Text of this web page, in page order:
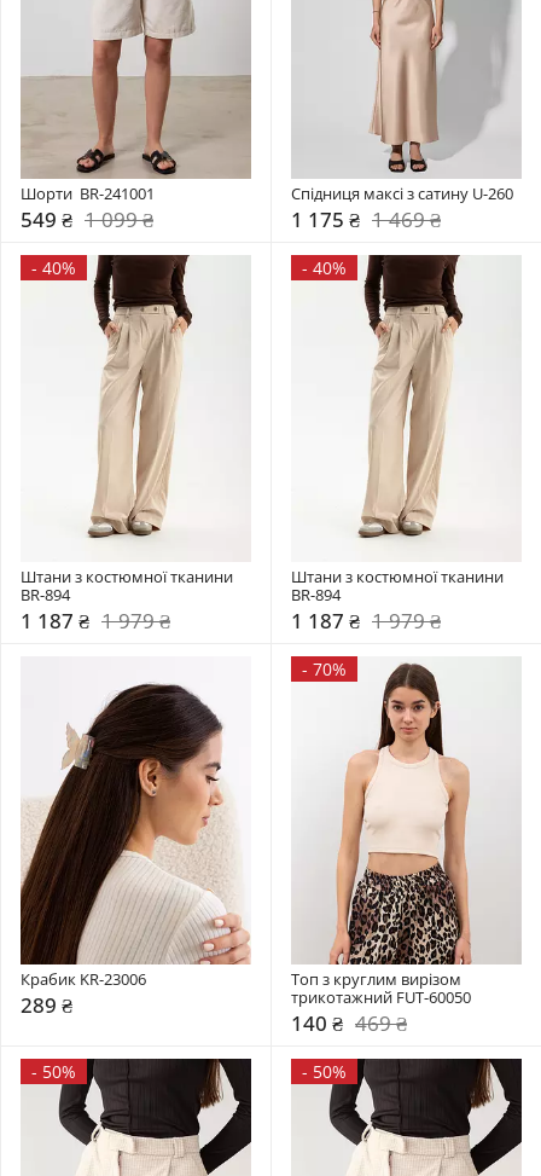
Шорти  BR-241001
549 ₴ 1 099 ₴
Спідниця максі з сатину U-260
1 175 ₴ 1 469 ₴
- 40%
Штани з костюмної тканини
BR-894
1 187 ₴ 1 979 ₴
- 40%
Штани з костюмної тканини
BR-894
1 187 ₴ 1 979 ₴
Крабик KR-23006
289 ₴
- 70%
Топ з круглим вирізом
трикотажний FUT-60050
140 ₴ 469 ₴
- 50% - 50%